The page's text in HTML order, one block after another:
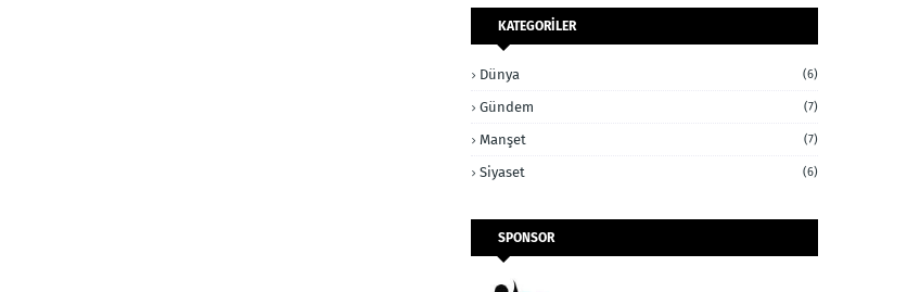
KATEGORİLER
Dünya (6)
Gündem (7)
Manşet (7)
Siyaset (6)
SPONSOR